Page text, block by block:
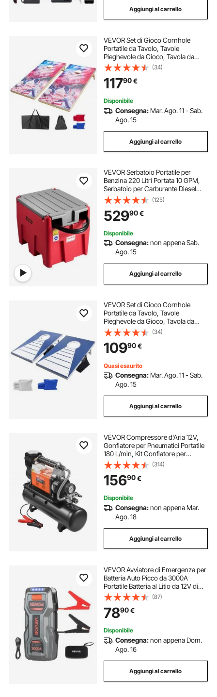
Aggiungi al carrello
VEVOR Set di Gioco Cornhole
Portatile da Tavolo, Tavole
Pieghevole da Gioco, Tavola da
Lancio Portatile in Legno Massello,
Gioco Cornhole con 8 Sacchetti
Fagioli e Borsa, 1255 x 600 x 302
mm
(34)
11790€
Disponibile
Consegna: Mar. Ago. 11 - Sab.
Ago. 15
Aggiungi al carrello
VEVOR Serbatoio Portatile per
Benzina 220 Litri Portata 10 GPM,
Serbatoio per Carburante Diesel
con Pompa di Trasferimento
Elettrica 102W, Tubo Flessibile,
Trasporto del Carburante, Rosso
(125)
52990€
Disponibile
Consegna:non appena Sab.
Ago. 15
Aggiungi al carrello
VEVOR Set di Gioco Cornhole
Portatile da Tavolo, Tavole
Pieghevole da Gioco, Tavola da
Lancio Portatile in Alluminio, Gioco
Cornhole per Adulti, 8 Sacchetti di
Fagioli, 915 x 610 x 255 mm
(34)
10990€
Quasi esaurito
Consegna: Mar. Ago. 11 - Sab.
Ago. 15
Aggiungi al carrello
VEVOR Compressore d'Aria 12V,
Gonfiatore per Pneumatici Portatile
180 L/min, Kit Gonfiatore per
Pneumatici Serbatoio da 6 Litri, 10,3
Bar, Manometro Digitale, per
Camion, Auto, SUV, Camper
(314)
15690€
Disponibile
Consegna:non appena Mar.
Ago. 18
Aggiungi al carrello
VEVOR Avviatore di Emergenza per
Batteria Auto Picco da 3000A
Portatile Batteria al Litio da 12V di
Avviamento per Auto con Torcia a 3
Modalità per Motori Temperatura di
Lavoro -20°C a 50°C
(87)
7890€
Disponibile
Consegna:non appena Dom.
Ago. 16
Aggiungi al carrello